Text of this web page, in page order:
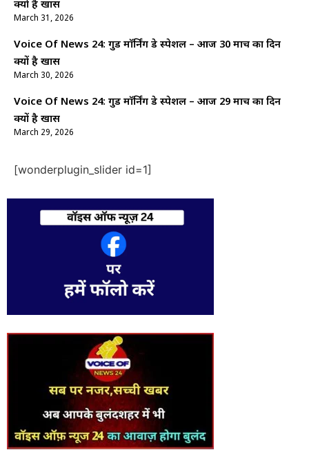
क्यों है खास
March 31, 2026
Voice Of News 24: गुड माॅर्निंग डे स्पेशल – आज 30 मार्च का दिन
क्यों है खास
March 30, 2026
Voice Of News 24: गुड माॅर्निंग डे स्पेशल – आज 29 मार्च का दिन
क्यों है खास
March 29, 2026
[wonderplugin_slider id=1]